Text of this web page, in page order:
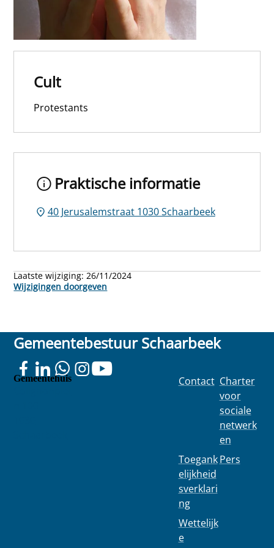
Cult
Protestants
Praktische informatie
40 Jerusalemstraat 1030 Schaarbeek
Laatste wijziging:26/11/2024
Wijzigingen doorgeven
Gemeentebestuur Schaarbeek
Gemeentehuis Contact
Toegank
elijkheid
sverklari
ng
Wettelijk
e
Charter
voor
sociale
netwerk
en
Pers